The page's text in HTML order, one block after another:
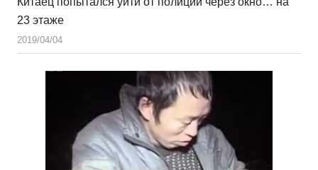
23 этаже
2019/04/04